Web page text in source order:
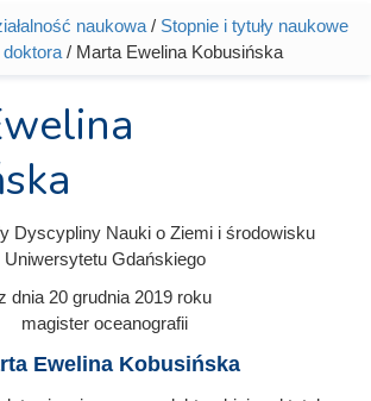
naukowa / Stopnie i tytuły naukowe
/ Marta Ewelina Kobusińska
Dyscypliny Nauki o Ziemi i środowisku
Uniwersytetu Gdańskiego
dnia 20 grudnia 2019 roku
magister oceanografii
Ewelina Kobusińska